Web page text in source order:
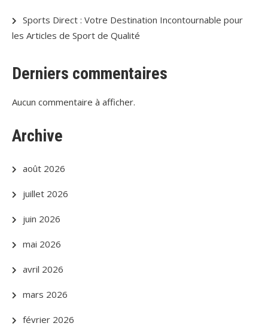
Sports Direct : Votre Destination Incontournable pour
les Articles de Sport de Qualité
Derniers commentaires
Aucun commentaire à afficher.
Archive
août 2026
juillet 2026
juin 2026
mai 2026
avril 2026
mars 2026
février 2026